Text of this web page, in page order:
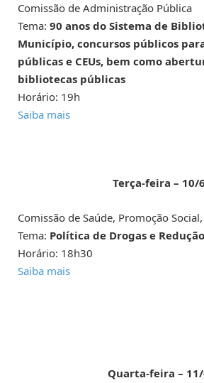
Comissão de Administração Pública
Tema: 90 anos do Sistema de
Município, concursos públicos
públicas e CEUs, bem como
bibliotecas públicas
Horário: 19h
Saiba mais
Terça-feira – 10/6
Comissão de Saúde, Promoção
Tema: Política de Drogas e
Horário: 18h30
Saiba mais
Quarta-feira –